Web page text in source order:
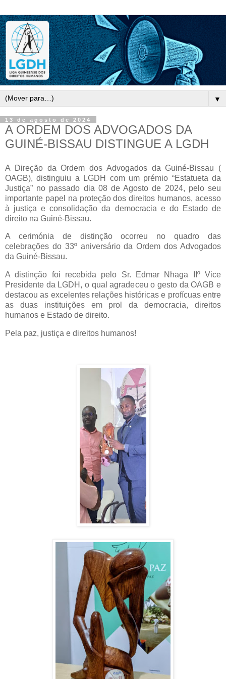
▼
13 de agosto de 2024
A ORDEM DOS ADVOGADOS DA
GUINÉ-BISSAU DISTINGUE A LGDH
A Direção da Ordem dos Advogados da Guiné-Bissau (
OAGB), distinguiu a LGDH com um prémio “Estatueta da
Justiça” no passado dia 08 de Agosto de 2024, pelo seu
importante papel na proteção dos direitos humanos, acesso
à justiça e consolidação da democracia e do Estado de
direito na Guiné-Bissau.
A cerimónia de distinção ocorreu no quadro das
celebrações do 33º aniversário da Ordem dos Advogados
da Guiné-Bissau.
A distinção foi recebida pelo Sr. Edmar Nhaga IIº Vice
Presidente da LGDH, o qual agradeceu o gesto da OAGB e
destacou as excelentes relações históricas e profícuas entre
as duas instituições em prol da democracia, direitos
humanos e Estado de direito.
Pela paz, justiça e direitos humanos!